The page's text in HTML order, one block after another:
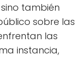
también
sobre las
las
instancia,